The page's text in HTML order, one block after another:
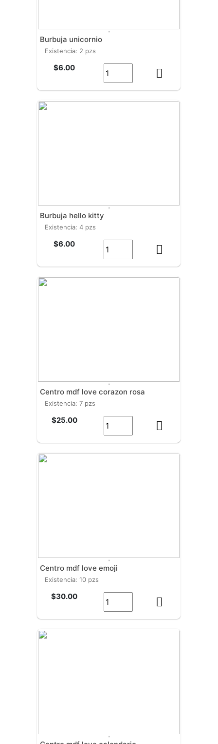
'
burbuja unicornio
existencia: 2 pzs
$6.00
'
burbuja hello kitty
existencia: 4 pzs
$6.00
'
centro mdf love corazon rosa
existencia: 7 pzs
$25.00
'
centro mdf love emoji
existencia: 10 pzs
$30.00
'